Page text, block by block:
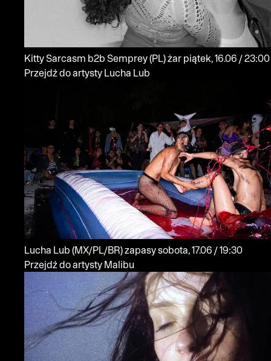
Kitty Sarcasm b2b Semprey(PL)żar
piątek, 16.06 / 23:00
Przejdź do artysty Lucha Lub
Lucha Lub (MX/PL/BR)zapasy
sobota, 17.06 / 19:30
Przejdź do artysty Malibu